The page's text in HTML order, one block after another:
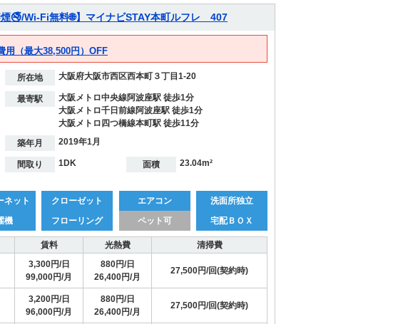
🚭/Wi-Fi無料🌐】マイナビSTAY本町ルフレ 407
用（最大38,500円）OFF
所在地 大阪府大阪市西区西本町３丁目1-20
最寄駅
大阪メトロ中央線阿波座駅 徒歩1分
大阪メトロ千日前線阿波座駅 徒歩1分
大阪メトロ四つ橋線本町駅 徒歩11分
築年月
2019年1月
間取り 1DK 面積 23.04m²
ネット クローゼット エアコン
洗面所独立
機 フローリング ペット可 宅配ＢＯＸ
賃料 光熱費
清掃費
3,300円/日
99,000円/月
880円/日
26,400円/月
27,500円/回(契約時)
3,200円/日
96,000円/月
880円/日
26,400円/月
27,500円/回(契約時)